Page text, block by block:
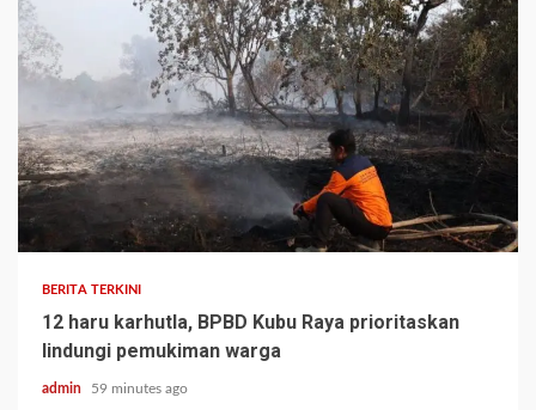
BERITA TERKINI
12 haru karhutla, BPBD Kubu Raya prioritaskan
lindungi pemukiman warga
admin 59 minutes ago